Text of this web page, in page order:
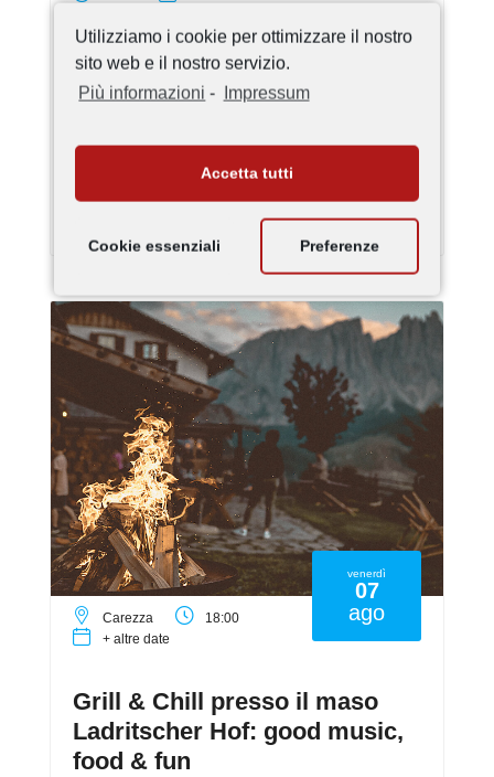
Utilizziamo i cookie per ottimizzare il nostro
sito web e il nostro servizio.
Più informazioni - Impressum
Accetta tutti
Cookie essenziali Preferenze
Avventura Planetario Alto
Adige
Dettagli
venerdì
07
ago
Carezza
18:00
+ altre date
Grill & Chill presso il maso
Ladritscher Hof: good music,
food & fun